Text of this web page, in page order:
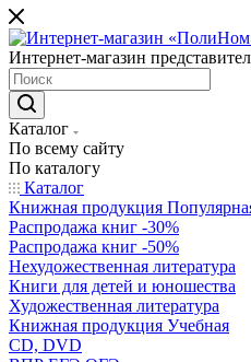
Интернет-магазин
Каталог
По всему сайту
По каталогу
Каталог
Книжная продукция
Распродажа книг -30%
Распродажа книг -50%
Нехудожественная литература
Книги для детей и юношества
Художественная литература
Книжная продукция Учебная
CD, DVD